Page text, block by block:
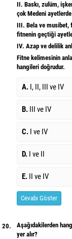
II. Baskı, zulüm,
çok Medeni
III. Bela ve musibet,
fitnenin geçtiği
IV. Azap ve delilik
Fitne kelimesinin
hangileri doğrudur.
A. I, II, III ve IV
B. III ve IV
C. I ve IV
D. I ve II
E. II ve IV
Cevabı Göster
20.
Aşağıdakilerden
yer alır?